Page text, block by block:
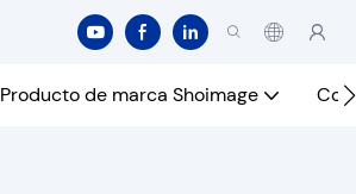
Producto de marca Shoimage